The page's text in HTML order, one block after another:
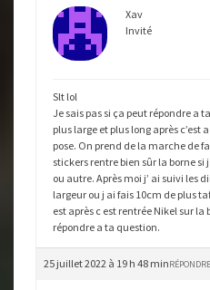
Xav
Invité
Slt lol
Je sais pas si ça peut répondre a
plus large et plus long après c’est
pose. On prend de la marche de
stickers rentre bien sûr la borne
ou autre. Après moi j’ ai suivi les
largeur ou j ai fais 10cm de plus
est après c est rentrée Nikel sur la
répondre a ta question.
25 juillet 2022 à 19 h 48 minRÉPONDRE